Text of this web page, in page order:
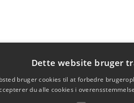
Dette website bruger
bruger cookies til at forbedre
du alle cookies i